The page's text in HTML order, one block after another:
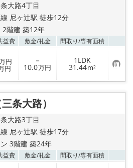
ｒａｇｅ
大路4丁目
尼ヶ辻駅 徒歩12分
2階建 築12年
益費 敷金/礼金 間取り/専有面積
円
円
－
10.0万円
1LDK
31.44m² お
気
に
り
条大路）
大路3丁目
尼ヶ辻駅 徒歩17分
3階建 築24年
益費 敷金/礼金 間取り/専有面積